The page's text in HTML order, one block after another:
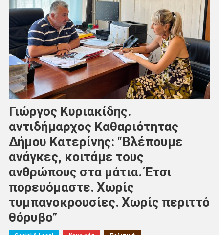
Γιώργος Κυριακίδης.
αντιδήμαρχος Καθαριότητας
Δήμου Κατερίνης: “Βλέπουμε
ανάγκες, κοιτάμε τους
ανθρώπους στα μάτια. Έτσι
πορευόμαστε. Χωρίς
τυμπανοκρουσίες. Χωρίς περιττό
θόρυβο”